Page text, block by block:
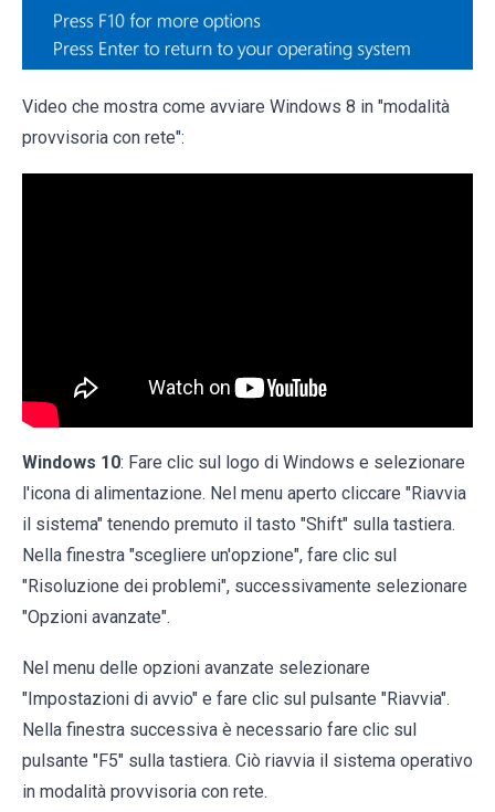
Video che mostra come avviare Windows 8 in "modalità
provvisoria con rete":
Windows 10: Fare clic sul logo di Windows e selezionare
l'icona di alimentazione. Nel menu aperto cliccare "Riavvia
il sistema" tenendo premuto il tasto "Shift" sulla tastiera.
Nella finestra "scegliere un'opzione", fare clic sul
"Risoluzione dei problemi", successivamente selezionare
"Opzioni avanzate".
Nel menu delle opzioni avanzate selezionare
"Impostazioni di avvio" e fare clic sul pulsante "Riavvia".
Nella finestra successiva è necessario fare clic sul
pulsante "F5" sulla tastiera. Ciò riavvia il sistema operativo
in modalità provvisoria con rete.